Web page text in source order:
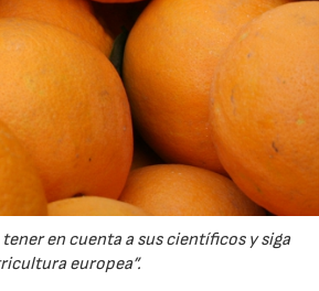
en cuenta a sus científicos y siga
europea”.